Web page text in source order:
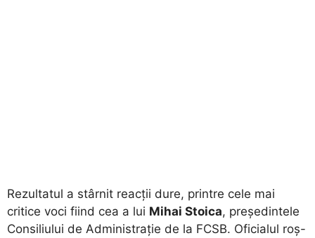
Rezultatul a stârnit reacții dure, printre cele mai
critice voci fiind cea a lui Mihai Stoica, președintele
Consiliului de Administrație de la FCSB. Oficialul roș-